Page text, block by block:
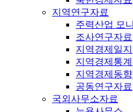
지역연구자료
주력산업 모
조사연구자료
지역경제일지
지역경제통계
지역경제동향
공동연구자료
국외사무소자료